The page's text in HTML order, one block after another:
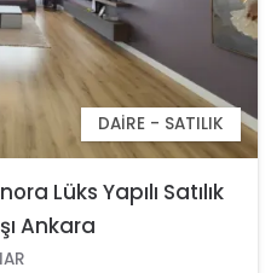
DAIRE - SATILIK
Lüks Yapılı Satılık
Ankara